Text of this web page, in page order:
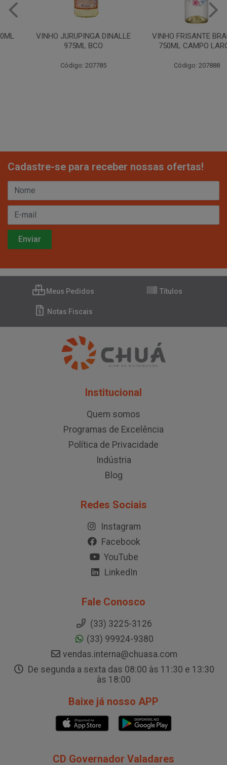
VINHO JURUPINGA DINALLE
975ML BCO
Código: 207785
VINHO FRISANTE BRANCO
750ML CAMPO LARGO
Código: 207888
Cadastre-se para receber nossas ofertas!
Meus Pedidos Títulos
Notas Fiscais
Institucional
Quem somos
Programas de Excelência
Política de Privacidade
Indústria
Blog
Redes Sociais
Instagram
Facebook
YouTube
LinkedIn
Fale Conosco
(33) 3225-3126
(33) 99924-9380
vendas.interna@chuasa.com
De segunda a sexta das 08:00 às 11:30 e 13:30
às 18:00
Baixe já nosso APP
CD Governador Valadares